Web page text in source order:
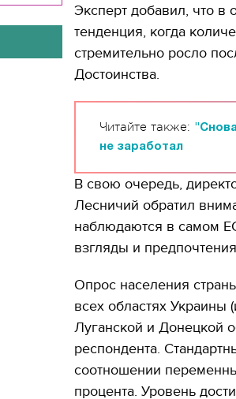
Эксперт добавил, что
тенденция, когда
стремительно росло
Достоинства.
Читайте также:
не заработал
В свою очередь,
Лесничий обратил
наблюдаются в самом
взгляды и
Опрос населения
всех областях Украины
Луганской и Донецкой
респондента.
соотношении
процента. Уровень